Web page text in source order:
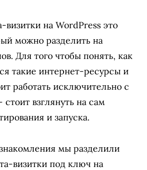
визитки на WordPress это
можно разделить на
Для того чтобы понять, как
такие интернет-ресурсы и
работать исключительно с
взглянуть на сам
и запуска.
мы разделили
визитки под ключ на